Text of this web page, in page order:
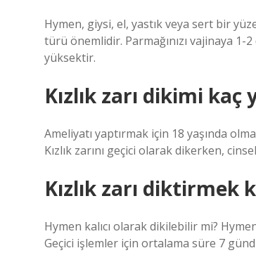
Hymen, giysi, el, yastık veya sert bir
türü önemlidir. Parmağınızı vajinaya 1-
yüksektir.
Kızlık zarı dikimi kaç
Ameliyatı yaptırmak için 18 yaşında
Kızlık zarını geçici olarak dikerken,
Kızlık zarı diktirmek
Hymen kalıcı olarak dikilebilir mi?
Geçici işlemler için ortalama süre 7